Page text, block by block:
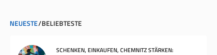
NEUESTE BELIEBTESTE
SCHENKEN, EINKAUFEN, CHEMNITZ STÄRKEN: